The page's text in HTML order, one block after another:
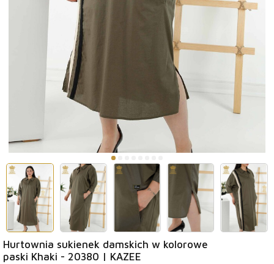
Hurtownia sukienek damskich w kolorowe
paski Khaki - 20380 | KAZEE